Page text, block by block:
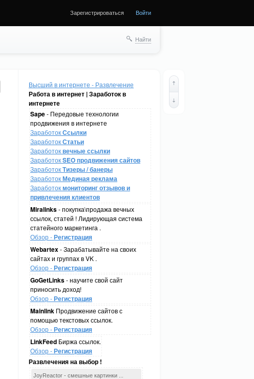
Зарегистрироваться Войти
Найти
Высший в интернете - Развлечение
Работа в интернет | Заработок в
интернете
Sape- Передовые технологии
продвижения в интернете
ЗаработокСсылки
ЗаработокСтатьи
Заработоквечные ссылки
ЗаработокSEO продвижения сайтов
ЗаработокТизеры / банеры
ЗаработокМединая реклама
Заработокмониторинг отзывов и
привлечения клиентов
Miralinks- покупка\продажа вечных
ссылок, статей ! Лидирующая система
статейного маркетинга .
Обзор -Регистрация
Webartex- Зарабатывайте на своих
сайтах и группах в VK .
Обзор -Регистрация
GoGetLinks- научите свой сайт
приносить доход!
Обзор -Регистрация
Mainlink Продвижение сайтов с
помощью текстовых ссылок.
Обзор -Регистрация
LinkFeed Биржа ссылок.
Обзор -Регистрация
Развлечения на выбор !
JoyReactor - смешные картинки ...